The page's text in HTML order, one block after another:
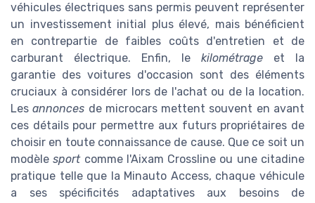
véhicules électriques sans permis peuvent représenter
un investissement initial plus élevé, mais bénéficient
en contrepartie de faibles coûts d'entretien et de
carburant électrique. Enfin, le kilométrage et la
garantie des voitures d'occasion sont des éléments
cruciaux à considérer lors de l'achat ou de la location.
Lesannonces de microcars mettent souvent en avant
ces détails pour permettre aux futurs propriétaires de
choisir en toute connaissance de cause. Que ce soit un
modèlesportcomme l'Aixam Crossline ou une citadine
pratique telle que la Minauto Access, chaque véhicule
a ses spécificités adaptatives aux besoins de